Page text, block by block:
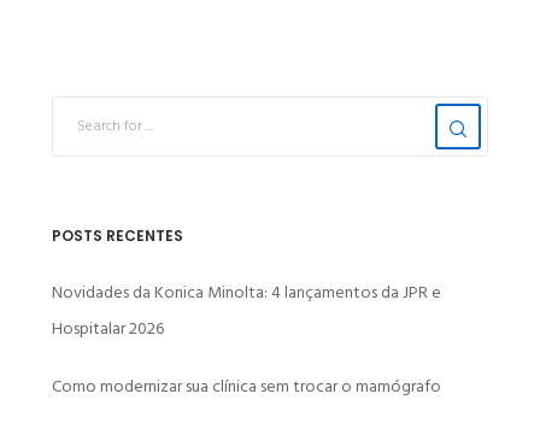
POSTS RECENTES
Novidades da Konica Minolta: 4 lançamentos da JPR e
Hospitalar 2026
Como modernizar sua clínica sem trocar o mamógrafo